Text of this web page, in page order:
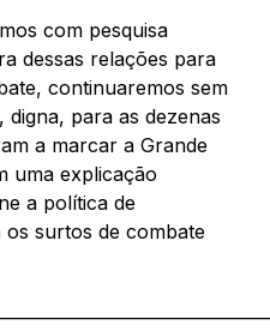
com pesquisa
dessas relações para
continuaremos sem
para as dezenas
a marcar a Grande
uma explicação
a política de
os surtos de combate